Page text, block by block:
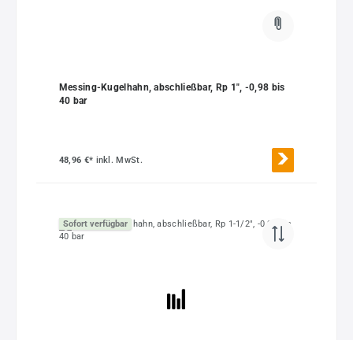
Messing-Kugelhahn, abschließbar, Rp 1", -0,98 bis
40 bar
48,96 €* inkl. MwSt.
Sofort verfügbar